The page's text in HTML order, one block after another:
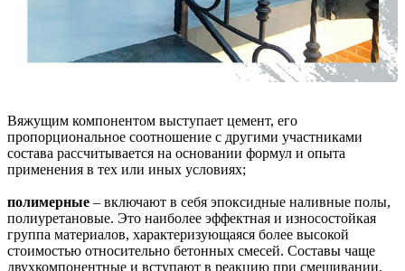
Вяжущим компонентом выступает цемент, его
пропорциональное соотношение с другими участниками
состава рассчитывается на основании формул и опыта
применения в тех или иных условиях;
полимерные – включают в себя эпоксидные наливные полы,
полиуретановые. Это наиболее эффектная и износостойкая
группа материалов, характеризующаяся более высокой
стоимостью относительно бетонных смесей. Составы чаще
двухкомпонентные и вступают в реакцию при смешивании.